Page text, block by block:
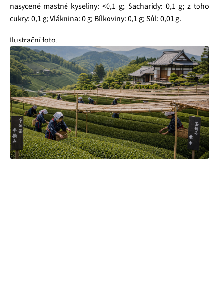
nasycené mastné kyseliny: <0,1 g; Sacharidy: 0,1 g; z toho
cukry: 0,1 g; Vláknina: 0 g; Bílkoviny: 0,1 g; Sůl: 0,01 g.
Ilustrační foto.